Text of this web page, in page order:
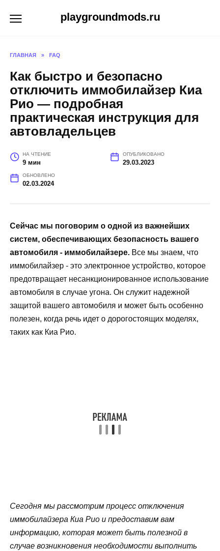
playgroundmods.ru
ГЛАВНАЯ » FAQ
Как быстро и безопасно
отключить иммобилайзер Киа
Рио — подробная
практическая инструкция для
автовладельцев
НА ЧТЕНИЕ
9 мин
ОПУБЛИКОВАНО
29.03.2023
ОБНОВЛЕНО
02.03.2024
Сейчас мы поговорим о одной из важнейших
систем, обеспечивающих безопасность вашего
автомобиля - иммобилайзере. Все мы знаем, что
иммобилайзер - это электронное устройство, которое
предотвращает несанкционированное использование
автомобиля в случае угона. Он служит надежной
защитой вашего автомобиля и может быть особенно
полезен, когда речь идет о дорогостоящих моделях,
таких как Киа Рио.
Сегодня мы рассмотрим процесс отключения
иммобилайзера Киа Рио и предоставим вам
информацию, которая может быть полезной в
случае возникновения необходимости выполнить